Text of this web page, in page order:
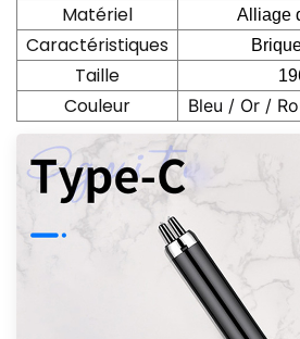
Matériel Alliage
Caractéristiques
Taille
Couleur Bleu / Or /